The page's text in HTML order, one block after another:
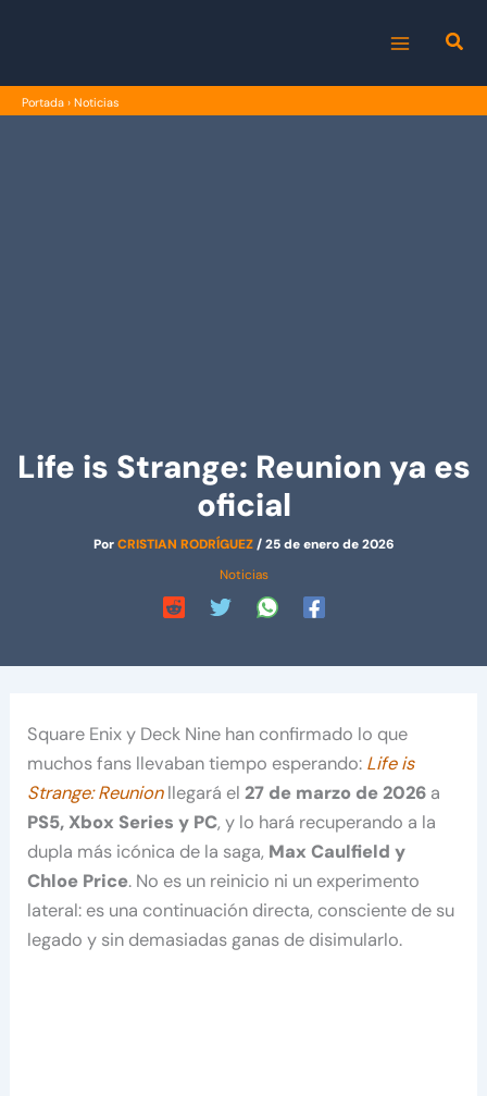
MENU
Portada › Noticias
Life is Strange: Reunion ya es
oficial
PorCRISTIAN RODRÍGUEZ/25 de enero de 2026
Noticias
Square Enix y Deck Nine han confirmado lo que
muchos fans llevaban tiempo esperando: Life is
Strange: Reunionllegará el27 de marzo de 2026 a
PS5, Xbox Series y PC, y lo hará recuperando a la
dupla más icónica de la saga, Max Caulfield y
Chloe Price. No es un reinicio ni un experimento
lateral: es una continuación directa, consciente de su
legado y sin demasiadas ganas de disimularlo.